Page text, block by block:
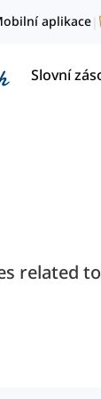
aplikace|
Slovní
related